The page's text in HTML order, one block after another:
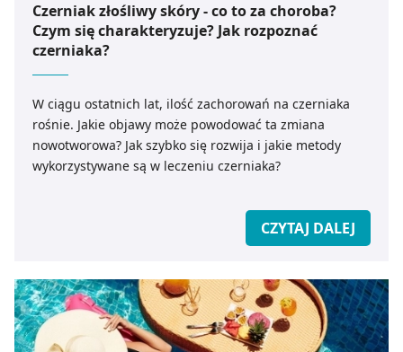
przeciwsłonecznymi nie tylko chronią przed
promieniowaniem UV, lecz także mogą wspierać
regenerację skóry poprzez dodatek składników
aktywnych, takich jak witaminy czy antyoksydanty.
Dzięki temu poprawa stanu skóry staje się zauważalna
szybciej, a regularne stosowanie SPF przekłada się na
długofalowe utrzymanie efektów zdrowej i promiennej
cery. Ochrona przeciwsłoneczna to inwestycja – im
wcześniej wprowadzimy ją do rutyny, tym skuteczniej
stan skóry twarzy i ciała, powinien traktować
fotoprotekcję jako element podstawowy, równie ważny
Czerniak złośliwy skóry - co to za choroba?
Czym się charakteryzuje? Jak rozpoznać
czerniaka?
W ciągu ostatnich lat, ilość zachorowań na czerniaka
rośnie. Jakie objawy może powodować ta zmiana
nowotworowa? Jak szybko się rozwija i jakie metody
wykorzystywane są w leczeniu czerniaka?
CZYTAJ DALEJ